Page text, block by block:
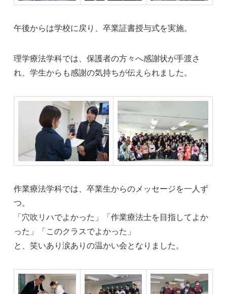
午後からは学校に戻り、卒業証書授与式を実施。
理学療法学科では、保護者の方々へ感謝状が手渡さ
れ、学生からも感謝の気持ちが伝えられました。
作業療法学科では、卒業生からのメッセージを一人ず
つ。
「穴吹リハでよかった」「作業療法士を目指してよか
った」「このクラスでよかった」
と、笑いあり涙ありの温かい会となりました。